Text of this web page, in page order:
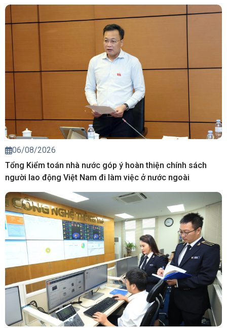
06/08/2026
Tổng Kiểm toán nhà nước góp ý hoàn thiện chính sách
người lao động Việt Nam đi làm việc ở nước ngoài